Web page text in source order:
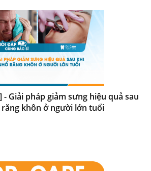
- Giải pháp giảm sưng hiệu quả sau
khôn ở người lớn tuổi